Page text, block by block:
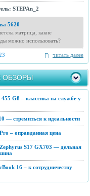
STEPAn_2
5620
матрица, какие
можно использовать?
читать далее
ОБЗОРЫ
G8 – классика на службе у
— стремиться к идеальности
– оправданная цена
S17 GX703 — дельная
16 – к сотрудничеству